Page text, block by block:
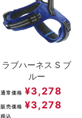
ラブハーネス S ブ
ルー
通常価格 ¥3,278
販売価格 ¥3,278
税込